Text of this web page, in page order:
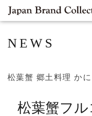
NEWS
松葉蟹 郷土料理 か
松葉蟹フ